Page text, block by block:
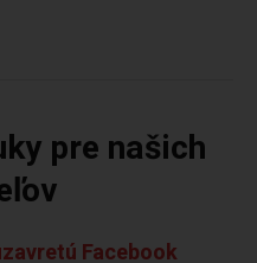
pre našich
Facebook